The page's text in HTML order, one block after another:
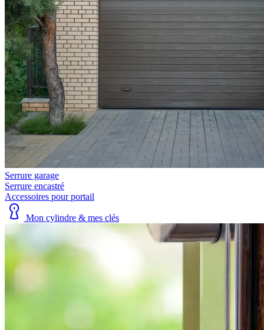
Serrure garage
Serrure encastré
Accessoires pour portail
Mon cylindre & mes clés